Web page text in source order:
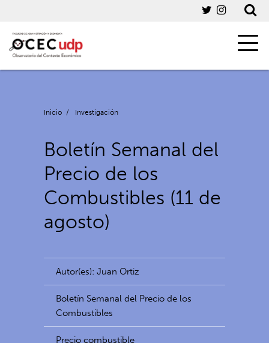
Inicio / Investigación
Boletín Semanal del
Precio de los
Combustibles (11 de
agosto)
Autor(es): Juan Ortiz
Boletín Semanal del Precio de los
Combustibles
Precio combustible